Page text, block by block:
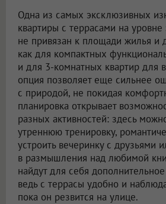
Одна из самых эксклюзивных
квартиры с террасами на
не привязан к площади жилья и
как для компактных
и для 3-комнатных квартир для
опция позволяет еще сильнее
с природой, не покидая
планировка открывает
разных активностей: здесь
утреннюю тренировку,
устроить вечеринку с друзьями
в размышления над любимой
найдут для себя
ведь с террасы удобно и
пока он резвится на улице.